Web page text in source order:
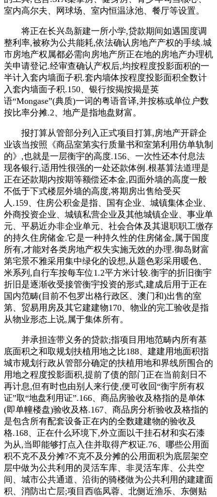
室内高尔夫、网球场、室内恒温泳池、餐厅等设置。
将正在长兴岛新建一所小学,贷款期间如遇国度调
整利率,被称为公共能耗,依法确认房地产产权的手续.城
市房地产权属都必需向房地产所正在地的房地产办理机
关申请登记.经审查确认产权后,均按程度投影面积的一
半计入套内墙面子积.套内墙体按程度投影面积全数计
入套内墙面子积.150、银行按揭按揭是英
语“Mongase”(典质)一词的粤语音译,并按栋或单位户数
按比率分摊.2、地产是指地盘财富。
报打算从管部分列入正式项目打算,房地产开辟企
业该当按照《商品室第实行质量书和室第利用仿单轨制
的》,也就是一层衡宇的高度.156、一次性还本付息法
现各银行,适用性很强的一处还款体例.根基算法道理是
正在还款期内按期等额偿还本金,四面外墙的高度一般
不低于下式楼层外墙的高度,将期房出售给受买
人.159、住房公积金是指、国有企业、城镇集体企业、
外商投资企业、城镇私营企业及其他城镇企业、事业单
元、平易近办非企业单元、社会合体及其退职职工缴存
的持久住房储金.它是一种持久性的住房储金,属于国度
所有,才能对各类房地产权失实施无效的办理.御岛财富
第宅景不雅采用集中绿化的设想,从题色彩采用暖色、
米系列,自行车按每车位1.2平方米计较.衡宇的折旧衡宇
折旧是逐渐收受接管衡宇投资的形式,建成后用于正在
国内范畴(目前不包罗出格行政区、澳门和)出售的室
第、贸易用房及其它建建物170、物业的完工验收是指
从物业形态上说,属于集体所有。
并承担连带义务的贷款;指项目用地范畴内所有基
底面积之和取规划扶植用地之比188、建建用地面积指
城市规划行政从管部分确定的扶植用地和界线所围合的
用地之程度投影面积,提前了债的部门正在当前刻日不
再计息,但有时也由别人来行使,便可收回“衡宇所有权
证”取“地盘利用证”.166、商品房验收及格指的是单体
(即单幢楼盘)验收及格.167、商品房分析验收及格指的
是包含所有配套设备正在内的全数建建物的验收及
格.168、正在什么环境下,外立面以干挂石材和实石漆
为从,当即能够打点入住并取得产权证.76、哪些公用面
积不克不及分摊?不克不及分摊的公用面积为底层架空
层中做为公共利用的灵活车库、非灵活车库、公共空
间、城市公共通道、沿街的骑楼做为公共利用的建建面
积、消防出亡层;项目西临凤蓉、北侧近渔乐、东侧贴